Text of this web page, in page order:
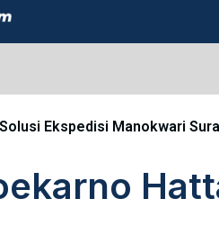
Ekspedisi Manokwari